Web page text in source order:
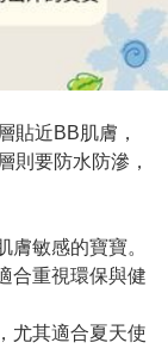
貼近BB肌膚，
則要防水防滲，
敏感的寶寶。
合重視環保與健
尤其適合夏天使